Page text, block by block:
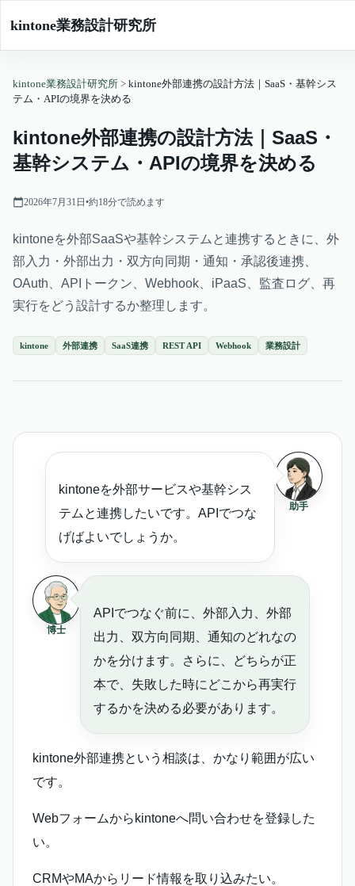
kintone業務設計研究所
kintone業務設計研究所 > kintone外部連携の設計方法｜SaaS・基幹シス
テム・APIの境界を決める
kintone外部連携の設計方法｜SaaS・
基幹システム・APIの境界を決める
2026年7月31日 •約18分で読めます
kintoneを外部SaaSや基幹システムと連携するときに、外
部入力・外部出力・双方向同期・通知・承認後連携、
OAuth、APIトークン、Webhook、iPaaS、監査ログ、再
実行をどう設計するか整理します。
kintone 外部連携 SaaS連携 REST API Webhook 業務設計
助手
kintoneを外部サービスや基幹シス
テムと連携したいです。APIでつな
げばよいでしょうか。
博士
APIでつなぐ前に、外部入力、外部
出力、双方向同期、通知のどれなの
かを分けます。さらに、どちらが正
本で、失敗した時にどこから再実行
するかを決める必要があります。
kintone外部連携という相談は、かなり範囲が広い
です。
Webフォームからkintoneへ問い合わせを登録した
い。
CRMやMAからリード情報を取り込みたい。